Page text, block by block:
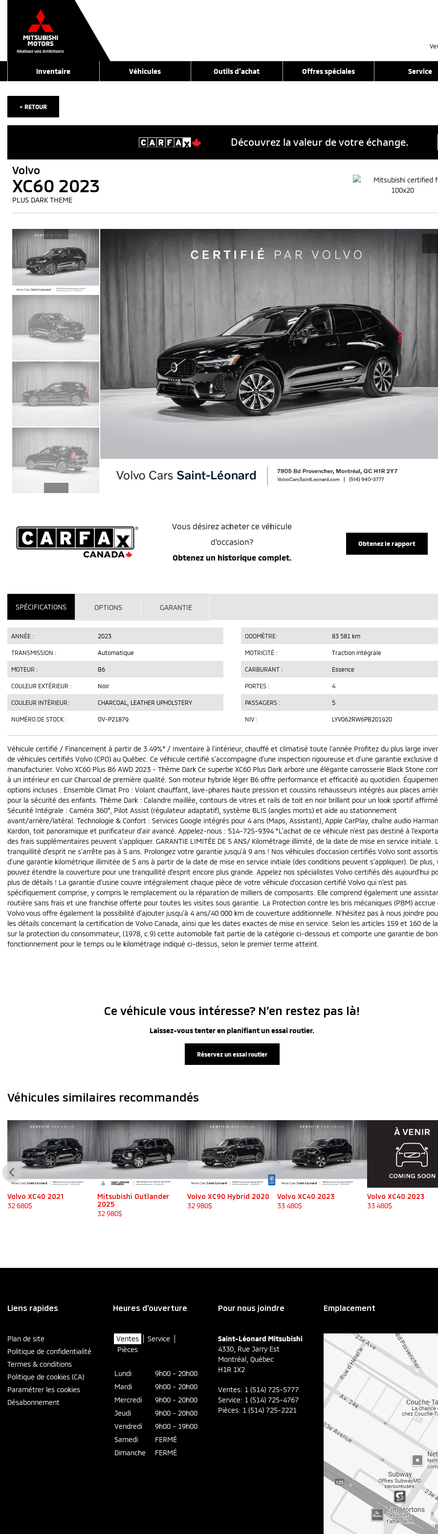
Inventaire Véhicules Outils d’achat Offres spéciales Service
< RETOUR
Découvrez la valeur de votre échange.
Volvo
XC60 2023
PLUS DARK THEME
Vous désirez acheter ce véhicule
d'occasion?
Obtenez un historique complet.
Obtenez le rapport
SPÉCIFICATIONS OPTIONS GARANTIE
ANNÉE : 2023 ODOMÈTRE: 83 581 km
TRANSMISSION : Automatique MOTRICITÉ : Traction intégrale
MOTEUR : B6 CARBURANT : Essence
COULEUR EXTÉRIEUR : Noir PORTES : 4
COULEUR INTÉRIEUR: CHARCOAL, LEATHER UPHOLSTERY PASSAGERS : 5
NUMÉRO DE STOCK : OV-P21879 NIV : LYV062RW6PB201920
Véhicule certifié / Financement à partir de 3.49%* / Inventaire à l'intérieur, chauffé et climatisé toute l'année Profitez du plus large
de véhicules certifiés Volvo (CPO) au Québec. Ce véhicule certifié s'accompagne d'une inspection rigoureuse et d'une garantie exclusive
manufacturier. Volvo XC60 Plus B6 AWD 2023 - Thème Dark Ce superbe XC60 Plus Dark arbore une élégante carrosserie Black Stone
à un intérieur en cuir Charcoal de première qualité. Son moteur hybride léger B6 offre performance et efficacité au quotidien.
options incluses : Ensemble Climat Pro : Volant chauffant, lave-phares haute pression et coussins rehausseurs intégrés aux places
pour la sécurité des enfants. Thème Dark : Calandre maillée, contours de vitres et rails de toit en noir brillant pour un look sportif affirmé.
Sécurité Intégrale : Caméra 360°, Pilot Assist (régulateur adaptatif), système BLIS (angles morts) et aide au stationnement
avant/arrière/latéral. Technologie & Confort : Services Google intégrés pour 4 ans (Maps, Assistant), Apple CarPlay, chaîne audio Harman
Kardon, toit panoramique et purificateur d'air avancé. Appelez-nous : 514-725-9394 *L'achat de ce véhicule n'est pas destiné à
des frais supplémentaires peuvent s'appliquer. GARANTIE LIMITÉE DE 5 ANS/ Kilométrage illimité, de la date de mise en service initiale.
tranquillité d'esprit ne s'arrête pas à 5 ans. Prolongez votre garantie jusqu'à 9 ans ! Nos véhicules d'occasion certifiés Volvo sont assortis
d'une garantie kilométrique illimitée de 5 ans à partir de la date de mise en service initiale (des conditions peuvent s'appliquer). De plus,
pouvez étendre la couverture pour une tranquillité d'esprit encore plus grande. Appelez nos spécialistes Volvo certifiés dès aujourd'hui
plus de détails ! La garantie d'usine couvre intégralement chaque pièce de votre véhicule d'occasion certifié Volvo qui n'est pas
spécifiquement comprise, y compris le remplacement ou la réparation de milliers de composants. Elle comprend également une
routière sans frais et une franchise offerte pour toutes les visites sous garantie. La Protection contre les bris mécaniques (PBM) accrue
Volvo vous offre également la possibilité d'ajouter jusqu'à 4 ans/40 000 km de couverture additionnelle. N'hésitez pas à nous joindre
les détails concernant la certification de Volvo Canada, ainsi que les dates exactes de mise en service. Selon les articles 159 et 160 de
sur la protection du consommateur, (1978, c.9) cette automobile fait partie de la catégorie ci-dessous et comporte une garantie de bon
fonctionnement pour le temps ou le kilométrage indiqué ci-dessus, selon le premier terme atteint.
Ce véhicule vous intéresse? N’en restez pas là!
Laissez-vous tenter en planifiant un essai routier.
Réservez un essai routier
Véhicules similaires recommandés
Volvo XC40 2021
32 680$
Mitsubishi Outlander
2025
32 980$
Volvo XC90 Hybrid 2020
32 980$
Volvo XC40 2023
33 480$
Volvo XC40 2023
33 480$
Liens rapides
Plan de site
Politique de confidentialité
Termes & conditions
Politique de cookies (CA)
Paramétrer les cookies
Désabonnement
Heures d’ouverture
Ventes
Service
Pièces
Lundi
9h00 - 20h00
Mardi
9h00 - 20h00
Mercredi
9h00 - 20h00
Jeudi
9h00 - 20h00
Vendredi
9h00 - 19h00
Samedi
FERMÉ
Dimanche
FERMÉ
Pour nous joindre
Saint-Léonard Mitsubishi
4330, Rue Jarry Est
Montréal ,Québec
H1R 1X2
Ventes: 1 (514) 725-5777
Service: 1 (514) 725-4767
Pièces: 1 (514) 725-2221
Emplacement